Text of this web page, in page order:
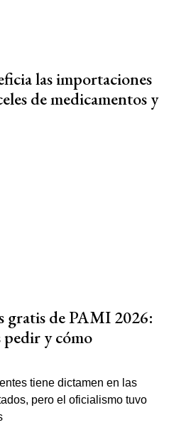
las importaciones
de medicamentos y
gratis de PAMI 2026:
pedir y cómo